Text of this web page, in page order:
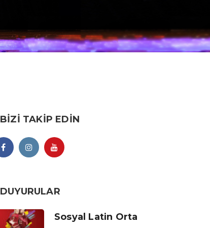
BIZI TAKIP EDIN
DUYURULAR
Sosyal Latin Orta